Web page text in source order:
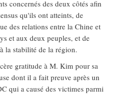
concernés des deux côtés afin
qu'ils ont atteints, de
des relations entre la Chine et
et aux deux peuples, et de
la stabilité de la région.
gratitude à M. Kim pour sa
dont il a fait preuve après un
qui a causé des victimes parmi